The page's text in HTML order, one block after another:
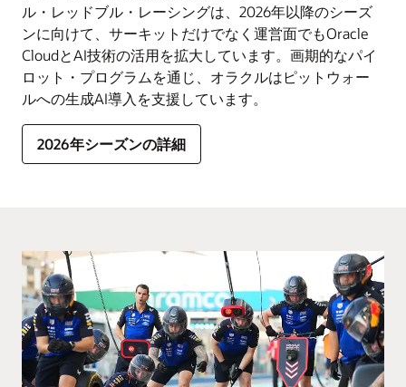
ル・レッドブル・レーシングは、2026年以降のシーズ
ンに向けて、サーキットだけでなく運営面でもOracle
CloudとAI技術の活用を拡大しています。画期的なパイ
ロット・プログラムを通じ、オラクルはピットウォー
ルへの生成AI導入を支援しています。
2026年シーズンの詳細